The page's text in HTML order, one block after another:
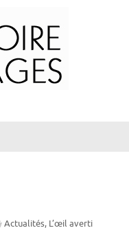
Actualités, L’œil averti